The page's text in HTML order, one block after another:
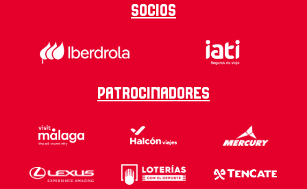
Socios
Patrocinadores